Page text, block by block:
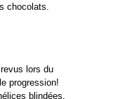
chocolats.
lors du
progression!
blindées,